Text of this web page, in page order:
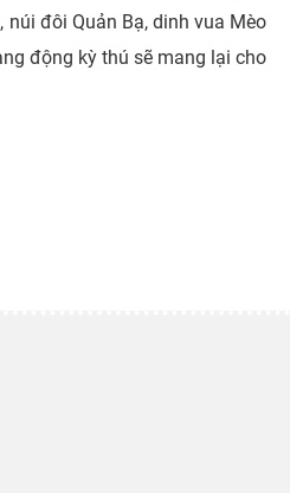
núi đôi Quản Bạ, dinh vua Mèo
động kỳ thú sẽ mang lại cho